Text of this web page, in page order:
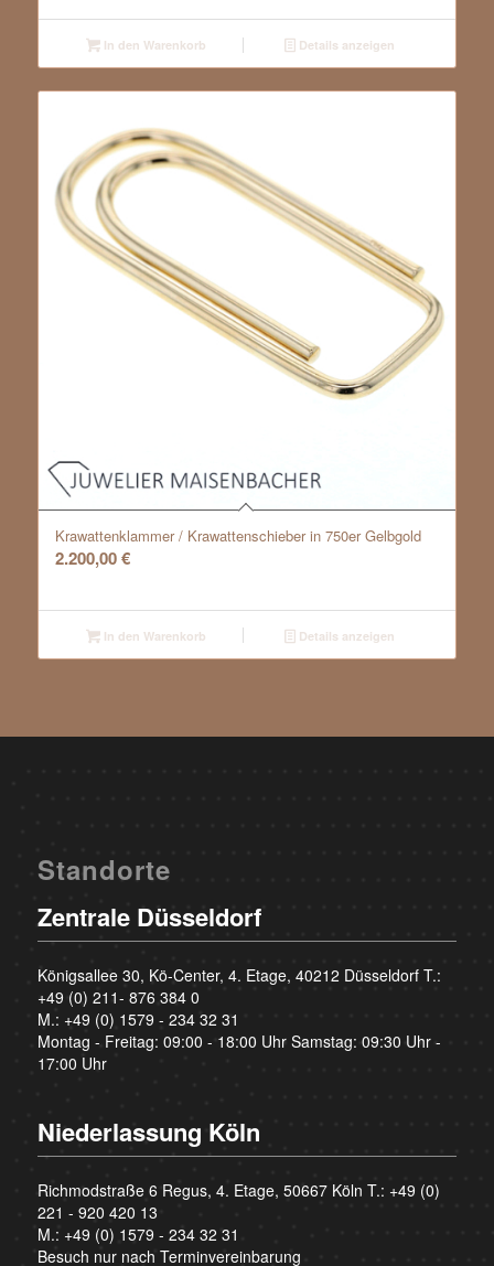
In den Warenkorb Details anzeigen
Krawattenklammer / Krawattenschieber in 750er Gelbgold
2.200,00€
In den Warenkorb Details anzeigen
Standorte
Zentrale Düsseldorf
Königsallee 30, Kö-Center, 4. Etage, 40212 Düsseldorf T.:
+49 (0) 211- 876 384 0
M.: +49 (0) 1579 - 234 32 31
Montag - Freitag: 09:00 - 18:00 Uhr Samstag: 09:30 Uhr -
17:00 Uhr
Niederlassung Köln
Richmodstraße 6 Regus, 4. Etage, 50667 Köln T.: +49 (0)
221 - 920 420 13
M.: +49 (0) 1579 - 234 32 31
Besuch nur nach Terminvereinbarung